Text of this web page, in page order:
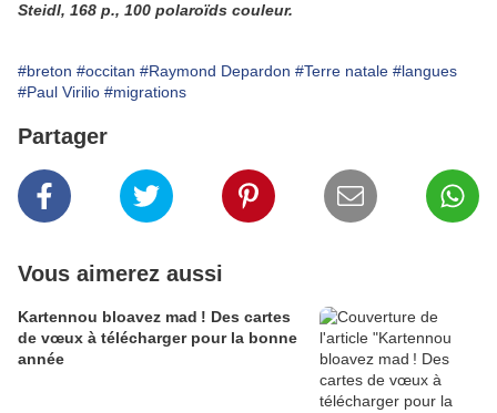
Steidl, 168 p., 100 polaroïds couleur.
#breton #occitan #Raymond Depardon #Terre natale #langues
#Paul Virilio #migrations
Partager
Vous aimerez aussi
Kartennou bloavez mad ! Des cartes
de vœux à télécharger pour la bonne
année